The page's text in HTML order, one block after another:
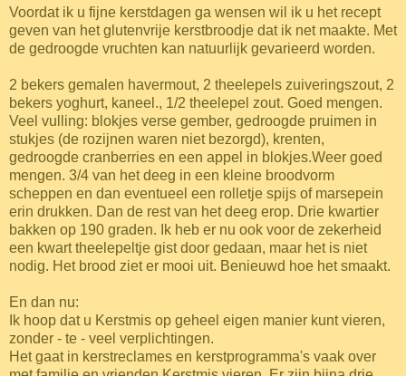
Voordat ik u fijne kerstdagen ga wensen wil ik u het recept
geven van het glutenvrije kerstbroodje dat ik net maakte. Met
de gedroogde vruchten kan natuurlijk gevarieerd worden.
2 bekers gemalen havermout, 2 theelepels zuiveringszout, 2
bekers yoghurt, kaneel., 1/2 theelepel zout. Goed mengen.
Veel vulling: blokjes verse gember, gedroogde pruimen in
stukjes (de rozijnen waren niet bezorgd), krenten,
gedroogde cranberries en een appel in blokjes.Weer goed
mengen. 3/4 van het deeg in een kleine broodvorm
scheppen en dan eventueel een rolletje spijs of marsepein
erin drukken. Dan de rest van het deeg erop. Drie kwartier
bakken op 190 graden. Ik heb er nu ook voor de zekerheid
een kwart theelepeltje gist door gedaan, maar het is niet
nodig. Het brood ziet er mooi uit. Benieuwd hoe het smaakt.
En dan nu:
Ik hoop dat u Kerstmis op geheel eigen manier kunt vieren,
zonder - te - veel verplichtingen.
Het gaat in kerstreclames en kerstprogramma's vaak over